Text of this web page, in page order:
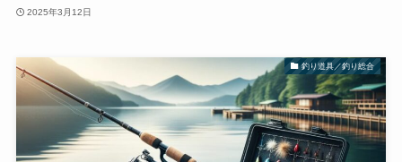
2025年3月12日
釣り道具／釣り総合